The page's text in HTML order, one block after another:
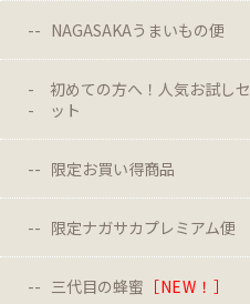
NAGASAKAうまいもの便
初めての方へ！人気お試しセ
ット
限定お買い得商品
限定ナガサカプレミアム便
三代目の蜂蜜 ［NEW！］